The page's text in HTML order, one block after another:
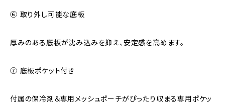
⑥ 取り外し可能な底板
厚みのある底板が沈み込みを抑え、安定感を高めます。
⑦ 底板ポケット付き
付属の保冷剤＆専用メッシュポーチがぴったり収まる専用ポケッ